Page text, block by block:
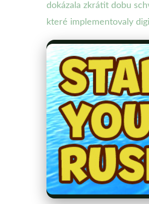
dokázala zkrátit dobu
které implementovaly